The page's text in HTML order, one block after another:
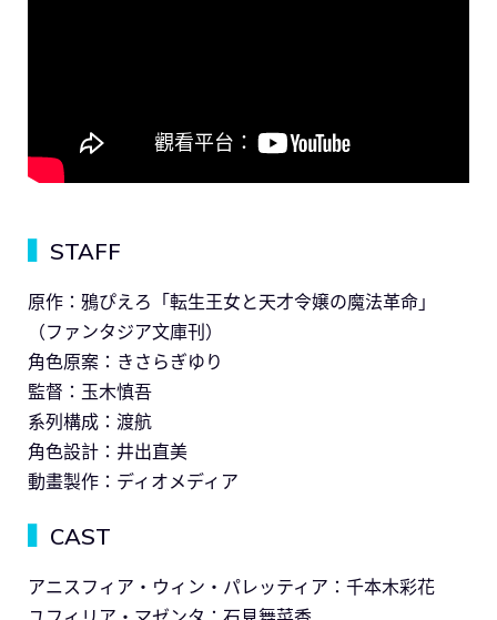
STAFF
原作：鴉ぴえろ「転生王女と天才令嬢の魔法革命」
（ファンタジア文庫刊）
角色原案：きさらぎゆり
監督：玉木慎吾
系列構成：渡航
角色設計：井出直美
動畫製作：ディオメディア
CAST
アニスフィア・ウィン・パレッティア：千本木彩花